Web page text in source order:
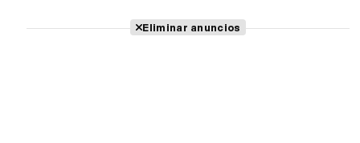
Eliminar anuncios